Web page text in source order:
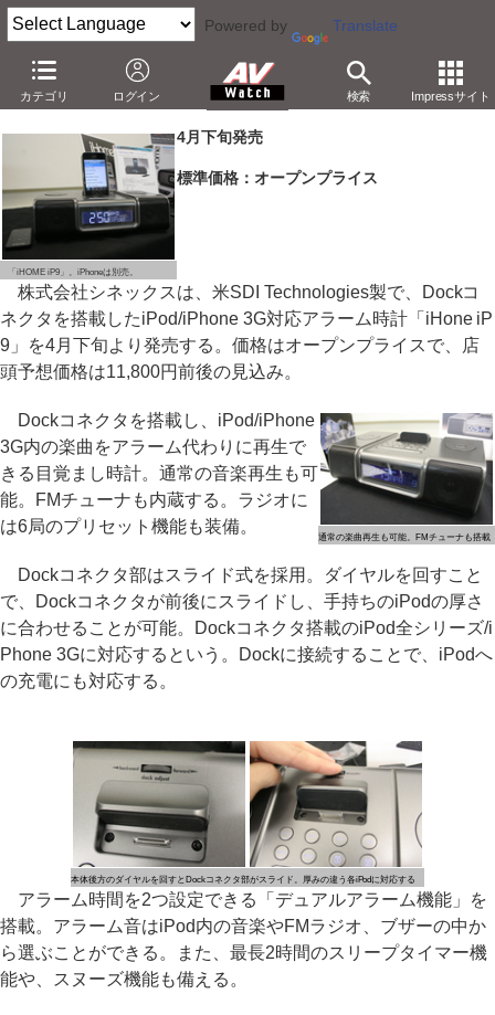
Powered by Translate
カテゴリ ログイン 検索 Impressサイト
シネックス、音楽再生可能なiPod/iPhone対応アラーム時計
－米SDIの「iHome」製品を年内に順次発売へ
「iHOME iP9」。iPhoneは別売。
4月下旬発売
標準価格：オープンプライス
株式会社シネックスは、米SDI Technologies製で、Dockコ
ネクタを搭載したiPod/iPhone 3G対応アラーム時計「iHone iP
9」を4月下旬より発売する。価格はオープンプライスで、店
頭予想価格は11,800円前後の見込み。
通常の楽曲再生も可能。FMチューナも搭載
Dockコネクタを搭載し、iPod/iPhone
3G内の楽曲をアラーム代わりに再生で
きる目覚まし時計。通常の音楽再生も可
能。FMチューナも内蔵する。ラジオに
は6局のプリセット機能も装備。
Dockコネクタ部はスライド式を採用。ダイヤルを回すこと
で、Dockコネクタが前後にスライドし、手持ちのiPodの厚さ
に合わせることが可能。Dockコネクタ搭載のiPod全シリーズ/i
Phone 3Gに対応するという。Dockに接続することで、iPodへ
の充電にも対応する。
本体後方のダイヤルを回すとDockコネクタ部がスライド。厚みの違う各iPodに対応する
アラーム時間を2つ設定できる「デュアルアラーム機能」を
搭載。アラーム音はiPod内の音楽やFMラジオ、ブザーの中か
ら選ぶことができる。また、最長2時間のスリープタイマー機
能や、スヌーズ機能も備える。